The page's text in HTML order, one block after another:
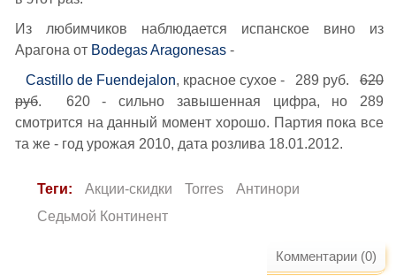
Из любимчиков наблюдается испанское вино из
Арагона от Bodegas Aragonesas -
Castillo de Fuendejalon, красное сухое - 289 руб. 620
руб. 620 - сильно завышенная цифра, но 289
смотрится на данный момент хорошо. Партия пока все
та же - год урожая 2010, дата розлива 18.01.2012.
Теги: Акции-скидки Torres
Антинори
Седьмой Континент
Комментарии (0)